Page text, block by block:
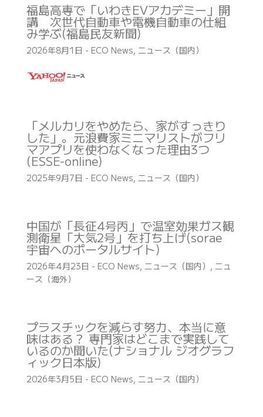
福島高専で「いわきEVアカデミー」開
講 次世代自動車や電機自動車の仕組
み学ぶ(福島民友新聞)
2026年8月1日 - ECO News, ニュース（国内）
「メルカリをやめたら、家がすっきり
した」。元浪費家ミニマリストがフリ
マアプリを使わなくなった理由3つ
(ESSE-online)
2025年9月7日 - ECO News, ニュース（国内）
中国が「長征4号丙」で温室効果ガス観
測衛星「大気2号」を打ち上げ(sorae
宇宙へのポータルサイト)
2026年4月23日 - ECO News, ニュース（国内） , ニュ
ース（海外）
プラスチックを減らす努力、本当に意
味はある？ 専門家はどこまで実践して
いるのか聞いた(ナショナル ジオグラフ
ィック日本版)
2026年3月5日 - ECO News, ニュース（国内）